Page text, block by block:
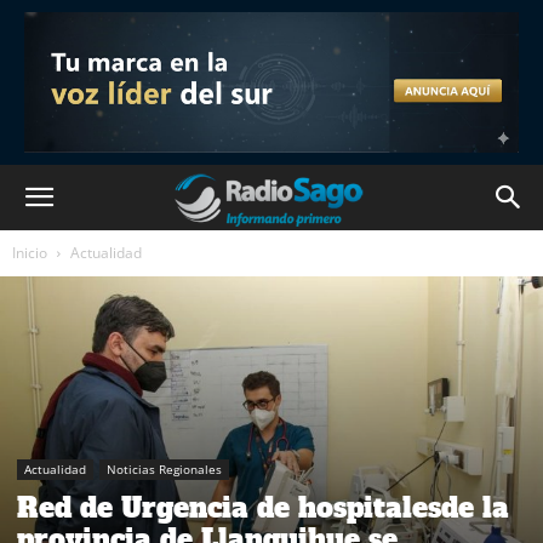
Inicio Actualidad
Actualidad Noticias Regionales
Red de Urgencia de hospitalesde la